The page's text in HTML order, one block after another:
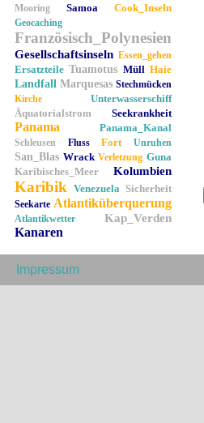
Mooring Samoa Cook_Inseln
Geocaching
Französisch_Polynesien
Gesellschaftsinseln Essen_gehen
Ersatzteile Tuamotus Müll Haie
Landfall Marquesas Stechmücken
Kirche
Unterwasserschiff
Äquatorialstrom
Seekrankheit
Panama Panama_Kanal
Schleusen Fluss Fort Unruhen
San_Blas Wrack Verletzung Guna
Karibisches_Meer
Kolumbien
Karibik Venezuela Sicherheit
Seekarte Atlantiküberquerung
Atlantikwetter Kap_Verden
Kanaren
Impressum